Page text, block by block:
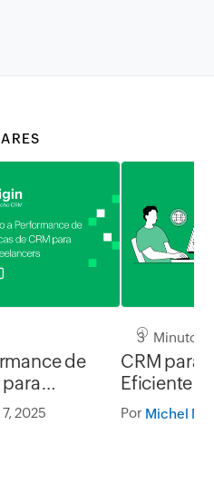
de
para
2025
3 Minuto
CRM para
Eficiente
Por Michel